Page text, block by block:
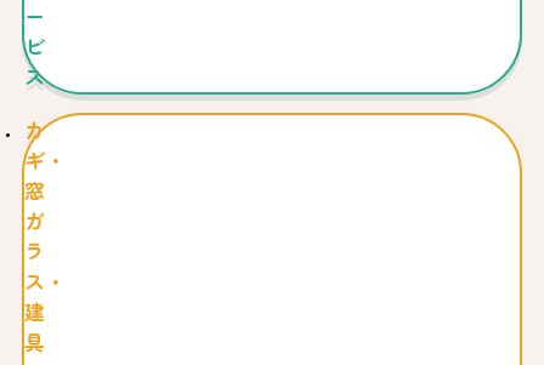
ー
ビ
ス
カ
ギ・
窓
ガ
ラ
ス・
建
具